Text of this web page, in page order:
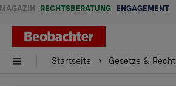
MAGAZIN RECHTSBERATUNG ENGAGEMENT
Startseite Gesetze & Recht